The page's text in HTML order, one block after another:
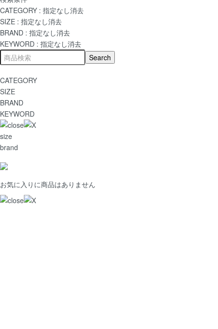
CATEGORY : 指定なし消去
SIZE : 指定なし消去
BRAND : 指定なし消去
KEYWORD : 指定なし消去
CATEGORY
SIZE
BRAND
KEYWORD
size
brand
お気に入りに商品はありません